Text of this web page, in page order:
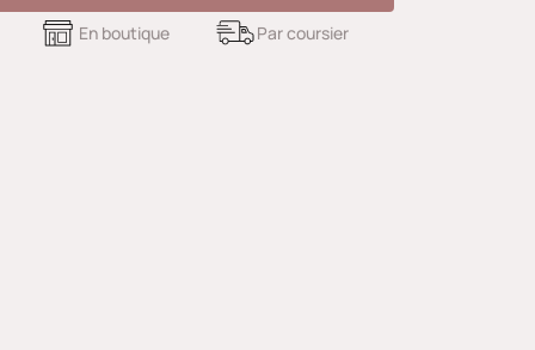
En boutique Par coursier